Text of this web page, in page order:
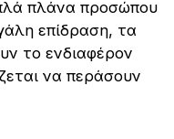
πλάνα προσώπου
επίδραση, τα
το ενδιαφέρον
να περάσουν